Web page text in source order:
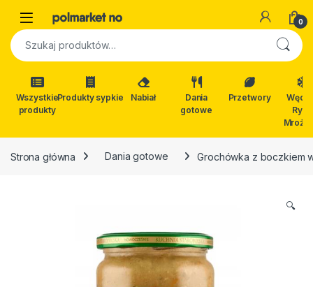
Open 0
Szukaj:
Wszystkie
produkty
Produkty sypkie Nabiał
Dania
gotowe
Przetwory
Ryby
Strona główna Dania gotowe Grochówka z boczkiem
🔍